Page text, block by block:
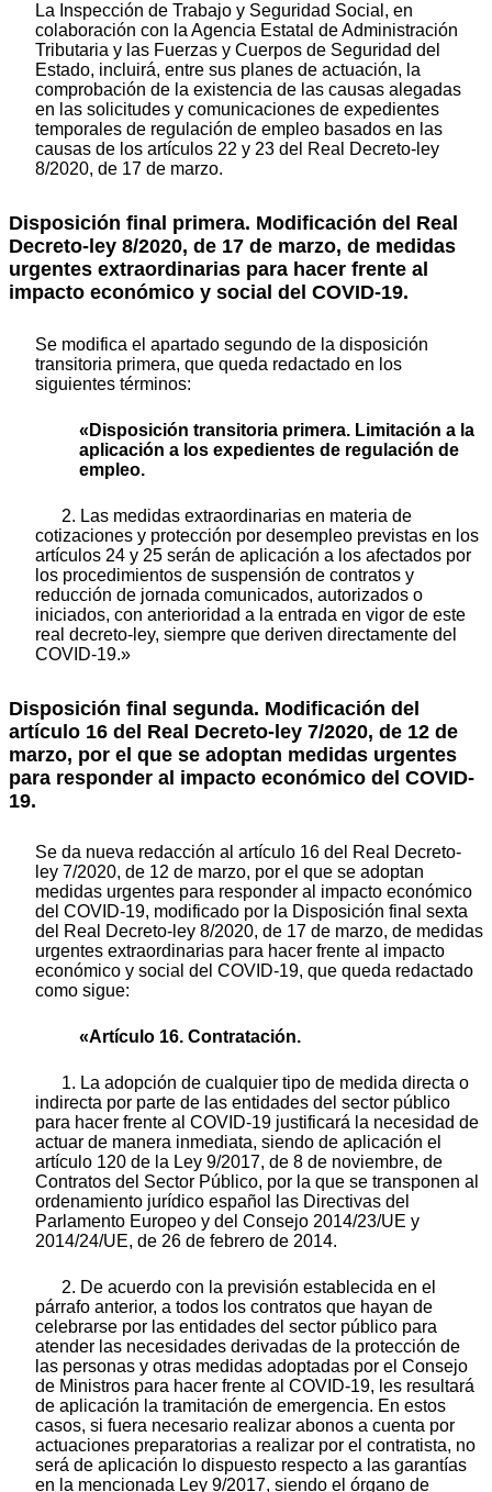
La Inspección de Trabajo y Seguridad Social, en
colaboración con la Agencia Estatal de Administración
Tributaria y las Fuerzas y Cuerpos de Seguridad del
Estado, incluirá, entre sus planes de actuación, la
comprobación de la existencia de las causas alegadas
en las solicitudes y comunicaciones de expedientes
temporales de regulación de empleo basados en las
causas de los artículos 22 y 23 del Real Decreto-ley
8/2020, de 17 de marzo.
Disposición final primera. Modificación del Real
Decreto-ley 8/2020, de 17 de marzo, de medidas
urgentes extraordinarias para hacer frente al
impacto económico y social del COVID-19.
Se modifica el apartado segundo de la disposición
transitoria primera, que queda redactado en los
siguientes términos:
«Disposición transitoria primera. Limitación a la
aplicación a los expedientes de regulación de
empleo.
2. Las medidas extraordinarias en materia de
cotizaciones y protección por desempleo previstas en los
artículos 24 y 25 serán de aplicación a los afectados por
los procedimientos de suspensión de contratos y
reducción de jornada comunicados, autorizados o
iniciados, con anterioridad a la entrada en vigor de este
real decreto-ley, siempre que deriven directamente del
COVID-19.»
Disposición final segunda. Modificación del
artículo 16 del Real Decreto-ley 7/2020, de 12 de
marzo, por el que se adoptan medidas urgentes
para responder al impacto económico del COVID-
19.
Se da nueva redacción al artículo 16 del Real Decreto-
ley 7/2020, de 12 de marzo, por el que se adoptan
medidas urgentes para responder al impacto económico
del COVID-19, modificado por la Disposición final sexta
del Real Decreto-ley 8/2020, de 17 de marzo, de medidas
urgentes extraordinarias para hacer frente al impacto
económico y social del COVID-19, que queda redactado
como sigue:
«Artículo 16. Contratación.
1. La adopción de cualquier tipo de medida directa o
indirecta por parte de las entidades del sector público
para hacer frente al COVID-19 justificará la necesidad de
actuar de manera inmediata, siendo de aplicación el
artículo 120 de la Ley 9/2017, de 8 de noviembre, de
Contratos del Sector Público, por la que se transponen al
ordenamiento jurídico español las Directivas del
Parlamento Europeo y del Consejo 2014/23/UE y
2014/24/UE, de 26 de febrero de 2014.
2. De acuerdo con la previsión establecida en el
párrafo anterior, a todos los contratos que hayan de
celebrarse por las entidades del sector público para
atender las necesidades derivadas de la protección de
las personas y otras medidas adoptadas por el Consejo
de Ministros para hacer frente al COVID-19, les resultará
de aplicación la tramitación de emergencia. En estos
casos, si fuera necesario realizar abonos a cuenta por
actuaciones preparatorias a realizar por el contratista, no
será de aplicación lo dispuesto respecto a las garantías
en la mencionada Ley 9/2017, siendo el órgano de